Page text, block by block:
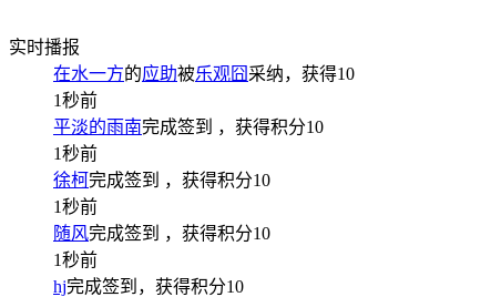
实时播报
在水一方的应助被乐观囧 采纳，获得10
1秒前
平淡的雨南完成签到 ，获得积分10
1秒前
徐柯完成签到 ，获得积分10
1秒前
随风完成签到 ，获得积分10
1秒前
hj完成签到，获得积分10